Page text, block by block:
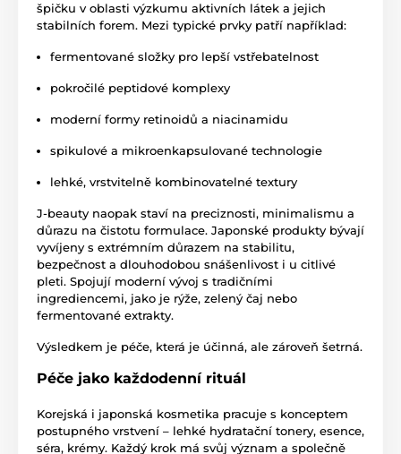
špičku v oblasti výzkumu aktivních látek a jejich
stabilních forem. Mezi typické prvky patří například:
fermentované složky pro lepší vstřebatelnost
pokročilé peptidové komplexy
moderní formy retinoidů a niacinamidu
spikulové a mikroenkapsulované technologie
lehké, vrstvitelně kombinovatelné textury
J-beauty naopak staví na preciznosti, minimalismu a
důrazu na čistotu formulace. Japonské produkty bývají
vyvíjeny s extrémním důrazem na stabilitu,
bezpečnost a dlouhodobou snášenlivost i u citlivé
pleti. Spojují moderní vývoj s tradičními
ingrediencemi, jako je rýže, zelený čaj nebo
fermentované extrakty.
Výsledkem je péče, která je účinná, ale zároveň šetrná.
Péče jako každodenní rituál
Korejská i japonská kosmetika pracuje s konceptem
postupného vrstvení – lehké hydratační tonery, esence,
séra, krémy. Každý krok má svůj význam a společně